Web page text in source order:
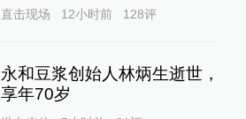
直击现场 12小时前 128评
永和豆浆创始人林炳生逝世，
享年70岁